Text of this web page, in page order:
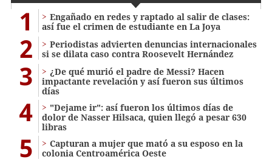
1
Engañado en redes y raptado al salir de clases:
así fue el crimen de estudiante en La Joya
2
Periodistas advierten denuncias internacionales
si se dilata caso contra Roosevelt Hernández
3
¿De qué murió el padre de Messi? Hacen
impactante revelación y así fueron sus últimos
días
4
"Dejame ir": así fueron los últimos días de
dolor de Nasser Hilsaca, quien llegó a pesar 630
libras
5
Capturan a mujer que mató a su esposo en la
colonia Centroamérica Oeste